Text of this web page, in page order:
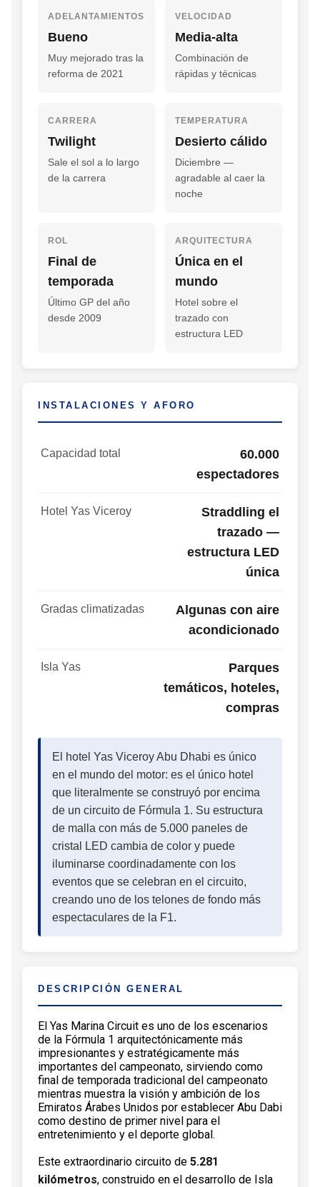
ADELANTAMIENTOS
Bueno
Muy mejorado tras la
reforma de 2021
VELOCIDAD
Media-alta
Combinación de
rápidas y técnicas
CARRERA
Twilight
Sale el sol a lo largo
de la carrera
TEMPERATURA
Desierto cálido
Diciembre —
agradable al caer la
noche
ROL
Final de
temporada
Último GP del año
desde 2009
ARQUITECTURA
Única en el
mundo
Hotel sobre el
trazado con
estructura LED
INSTALACIONES Y AFORO
Capacidad total
60.000
espectadores
Hotel Yas Viceroy
Straddling el
trazado —
estructura LED
única
Gradas climatizadas
Algunas con aire
acondicionado
Isla Yas
Parques
temáticos, hoteles,
compras
El hotel Yas Viceroy Abu Dhabi es único
en el mundo del motor: es el único hotel
que literalmente se construyó por encima
de un circuito de Fórmula 1. Su estructura
de malla con más de 5.000 paneles de
cristal LED cambia de color y puede
iluminarse coordinadamente con los
eventos que se celebran en el circuito,
creando uno de los telones de fondo más
espectaculares de la F1.
DESCRIPCIÓN GENERAL
El Yas Marina Circuit es uno de los escenarios
de la Fórmula 1 arquitectónicamente más
impresionantes y estratégicamente más
importantes del campeonato, sirviendo como
final de temporada tradicional del campeonato
mientras muestra la visión y ambición de los
Emiratos Árabes Unidos por establecer Abu Dabi
como destino de primer nivel para el
entretenimiento y el deporte global.
Este extraordinario circuito de 5.281
kilómetros, construido en el desarrollo de Isla